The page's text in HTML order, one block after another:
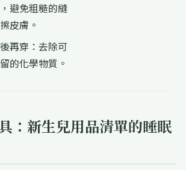
避免粗糙的縫
皮膚。
再穿：去除可
的化學物質。
：新生兒用品清單的睡眠